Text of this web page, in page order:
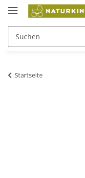
Startseite